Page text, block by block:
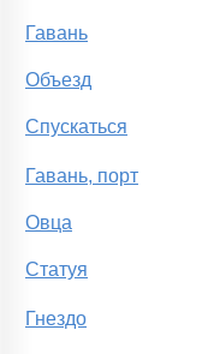
Гавань
Объезд
Спускаться
Гавань, порт
Овца
Статуя
Гнездо